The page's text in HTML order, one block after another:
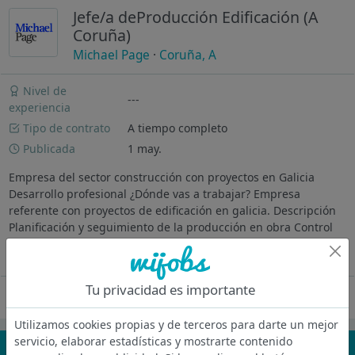
Jefe/a deProducción Edificación (A
Coruña)
Michael Page · Coruña, A
Nivel de
experiencia
---
Tipo de contrato
A tiempo completo
Publicada
1 may.
Empresa del sector construcción con proyectos en Galicia
Desarrollo profesional ¿Dónde vas a trabajar? Empresa
referente con proyectos de edificación en galicia. Descripción
Planificación y seguimiento de la producción en obra Control
de mediciones y...
Oferta desactivada
Tu privacidad es importante
Utilizamos cookies propias y de terceros para darte un mejor
servicio, elaborar estadísticas y mostrarte contenido